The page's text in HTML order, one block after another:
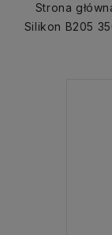
Strona
Silikon B205